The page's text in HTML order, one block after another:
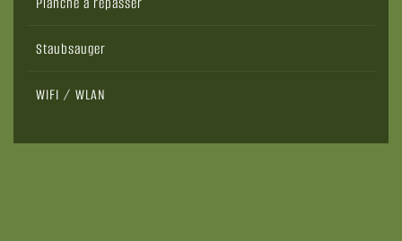
Staubsauger
WIFI / WLAN